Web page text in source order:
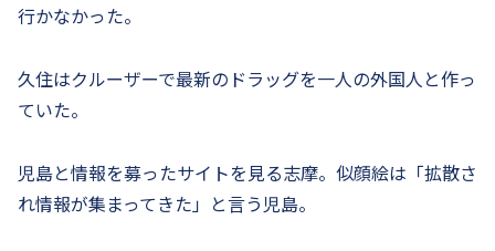
行かなかった。
久住はクルーザーで最新のドラッグを一人の外国人と作っ
ていた。
児島と情報を募ったサイトを見る志摩。似顔絵は「拡散さ
れ情報が集まってきた」と言う児島。